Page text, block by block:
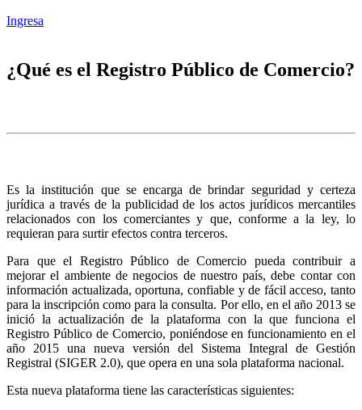
Ingresa
¿Qué es el Registro Público de Comercio?
Es la institución que se encarga de brindar seguridad y certeza
jurídica a través de la publicidad de los actos jurídicos mercantiles
relacionados con los comerciantes y que, conforme a la ley, lo
requieran para surtir efectos contra terceros.
Para que el Registro Público de Comercio pueda contribuir a
mejorar el ambiente de negocios de nuestro país, debe contar con
información actualizada, oportuna, confiable y de fácil acceso, tanto
para la inscripción como para la consulta. Por ello, en el año 2013 se
inició la actualización de la plataforma con la que funciona el
Registro Público de Comercio, poniéndose en funcionamiento en el
año 2015 una nueva versión del Sistema Integral de Gestión
Registral (SIGER 2.0), que opera en una sola plataforma nacional.
Esta nueva plataforma tiene las características siguientes: